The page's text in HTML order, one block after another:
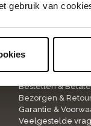
gebruik van
Bestellen &
Bezorgen &
Garantie &
Veelgestelde